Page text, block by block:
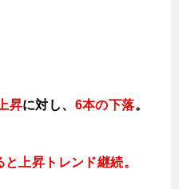
昇に対し、 6本の下落。
上昇トレンド継続。